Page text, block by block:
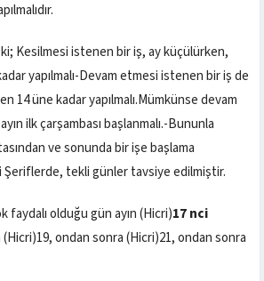
Kesilmesi istenen bir iş, ay küçülürken,
yapılmalı-Devam etmesi istenen bir iş de
14 üne kadar yapılmalı.Mümkünse devam
ilk çarşambası başlanmalı.-Bununla
ve sonunda bir işe başlama
tekli günler tavsiye edilmiştir.
faydalı olduğu gün ayın (Hicri)17 nci
ondan sonra (Hicri)21, ondan sonra